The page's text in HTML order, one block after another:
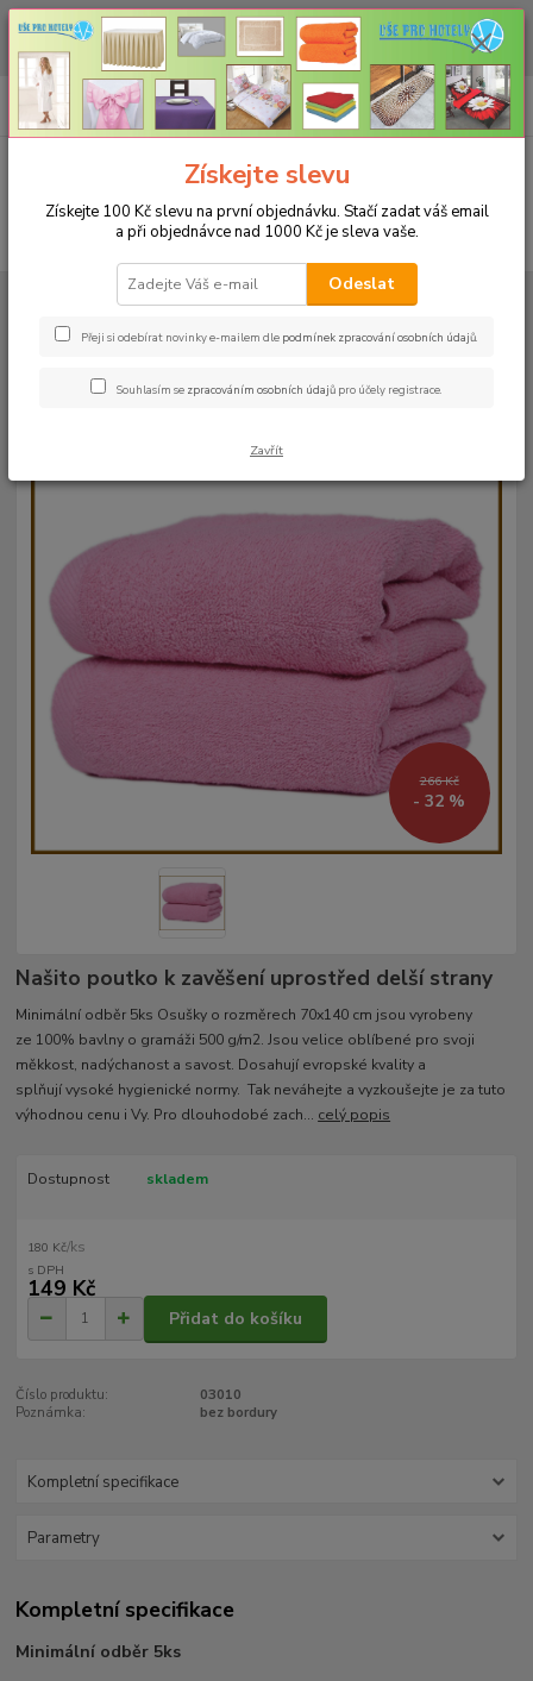
CHCETE NAKOUPIT VĚTŠÍ MNOŽSTVÍ NAŠICH PRODUKTŮ ZA LEPŠÍ
CENU? Klikněte ZDE
CZK
+420 773 794 023
Pondělí-pátek 9-16 hodin
0ks
za0 Kč
RUČNÍKY A OSUŠKY
Osušky 70x140cm bez bordury - 500g/m²
Osuška 70x140cm - růžová-13 -
500g/m2
266 Kč
- 32 %
Našito poutko k zavěšení uprostřed delší strany
Minimální odběr 5ks Osušky o rozměrech 70x140 cm jsou vyrobeny
ze 100% bavlny o gramáži 500 g/m2. Jsou velice oblíbené pro svoji
měkkost, nadýchanost a savost. Dosahují evropské kvality a
splňují vysoké hygienické normy. Tak neváhejte a vyzkoušejte je za tuto
výhodnou cenu i Vy. Pro dlouhodobé zach... celý popis
Dostupnost skladem
180 Kč/ks
149 Kč
Přidat do košíku
Číslo produktu:
03010
Poznámka:
bez bordury
Kompletní specifikace
Parametry
Kompletní specifikace
Minimální odběr 5ks
Získejte slevu
Získejte 100 Kč slevu na první objednávku. Stačí zadat váš email
a při objednávce nad 1000 Kč je sleva vaše.
Odeslat
Přeji si odebírat novinky e-mailem dle podmínek zpracování osobních údajů.
Souhlasím se zpracováním osobních údajů pro účely registrace.
Zavřít